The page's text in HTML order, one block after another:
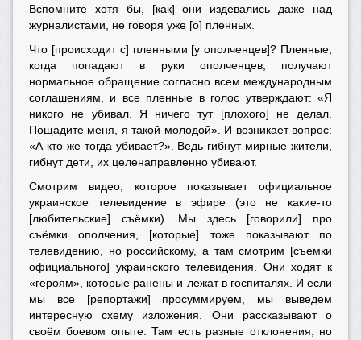
Вспомните хотя бы, [как] они издевались даже над
журналистами, не говоря уже [о] пленных.
Что [происходит с] пленными [у ополченцев]? Пленные,
когда попадают в руки ополченцев, получают
нормальное обращение согласно всем международным
соглашениям, и все пленные в голос утверждают: «Я
никого не убивал. Я ничего тут [плохого] не делал.
Пощадите меня, я такой молодой». И возникает вопрос:
«А кто же тогда убивает?». Ведь гибнут мирные жители,
гибнут дети, их целенаправленно убивают.
Смотрим видео, которое показывает официальное
украинское телевидение в эфире (это не какие-то
[любительские] съёмки). Мы здесь [говорили] про
съёмки ополчения, [которые] тоже показывают по
телевидению, но российскому, а там смотрим [съемки
официального] украинского телевидения. Они ходят к
«героям», которые ранены и лежат в госпиталях. И если
мы все [репортажи] просуммируем, мы выведем
интересную схему изложения. Они рассказывают о
своём боевом опыте. Там есть разные отклонения, но